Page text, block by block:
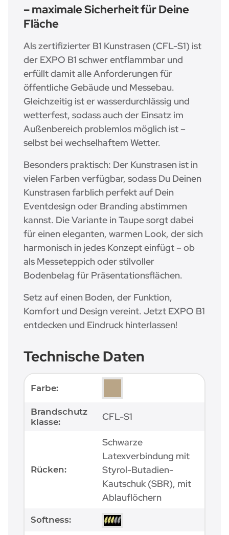
– maximale Sicherheit für Deine
Fläche
Als zertifizierter B1 Kunstrasen (CFL-S1) ist
der EXPO B1 schwer entflammbar und
erfüllt damit alle Anforderungen für
öffentliche Gebäude und Messebau.
Gleichzeitig ist er wasserdurchlässig und
wetterfest, sodass auch der Einsatz im
Außenbereich problemlos möglich ist –
selbst bei wechselhaftem Wetter.
Besonders praktisch: Der Kunstrasen ist in
vielen Farben verfügbar, sodass Du Deinen
Kunstrasen farblich perfekt auf Dein
Eventdesign oder Branding abstimmen
kannst. Die Variante in Taupe sorgt dabei
für einen eleganten, warmen Look, der sich
harmonisch in jedes Konzept einfügt – ob
als Messeteppich oder stilvoller
Bodenbelag für Präsentationsflächen.
Setz auf einen Boden, der Funktion,
Komfort und Design vereint. Jetzt EXPO B1
entdecken und Eindruck hinterlassen!
Technische Daten
Produkteigenschaft
Wert
Farbe:
Brandschutz
klasse:
CFL-S1
Rücken:
Schwarze
Latexverbindung mit
Styrol-Butadien-
Kautschuk (SBR), mit
Ablauflöchern
Softness: